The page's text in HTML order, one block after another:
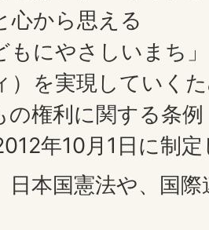
心から思える
もにやさしいまち
）を実現していく
の権利に関する条
年10月1日に制
日本国憲法や、国